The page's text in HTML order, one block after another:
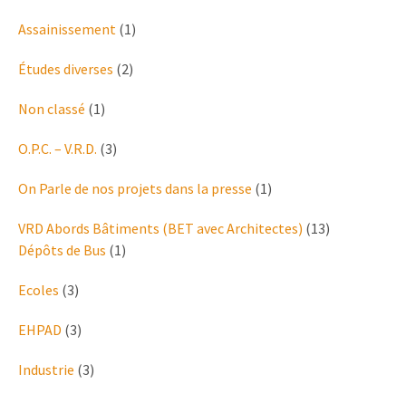
Assainissement (1)
Études diverses (2)
Non classé (1)
O.P.C. – V.R.D. (3)
On Parle de nos projets dans la presse (1)
VRD Abords Bâtiments (BET avec Architectes) (13)
Dépôts de Bus (1)
Ecoles (3)
EHPAD (3)
Industrie (3)